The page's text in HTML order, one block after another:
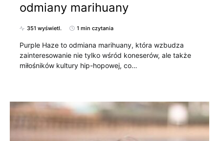
odmiany marihuany
351 wyświetl. 1 min czytania
Purple Haze to odmiana marihuany, która wzbudza
zainteresowanie nie tylko wśród koneserów, ale także
miłośników kultury hip-hopowej, co…